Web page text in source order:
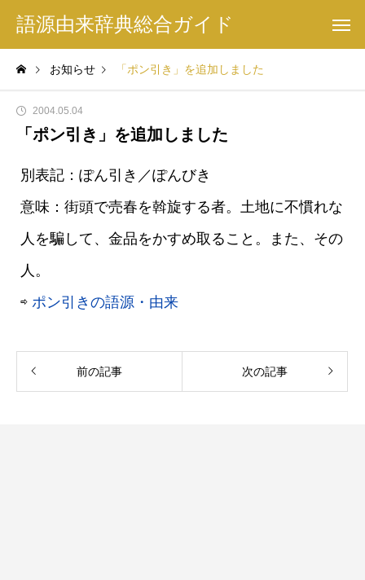
語源由来辞典総合ガイド
お知らせ 「ポン引き」を追加しました
2004.05.04
「ポン引き」を追加しました
別表記：ぽん引き／ぽんびき
意味：街頭で売春を斡旋する者。土地に不慣れな
人を騙して、金品をかすめ取ること。また、その
人。
⇨ ポン引きの語源・由来
前の記事 次の記事